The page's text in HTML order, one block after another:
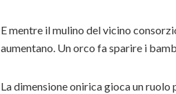
E mentre il mulino del vicino
aumentano. Un orco fa sparire i
La dimensione onirica gioca un